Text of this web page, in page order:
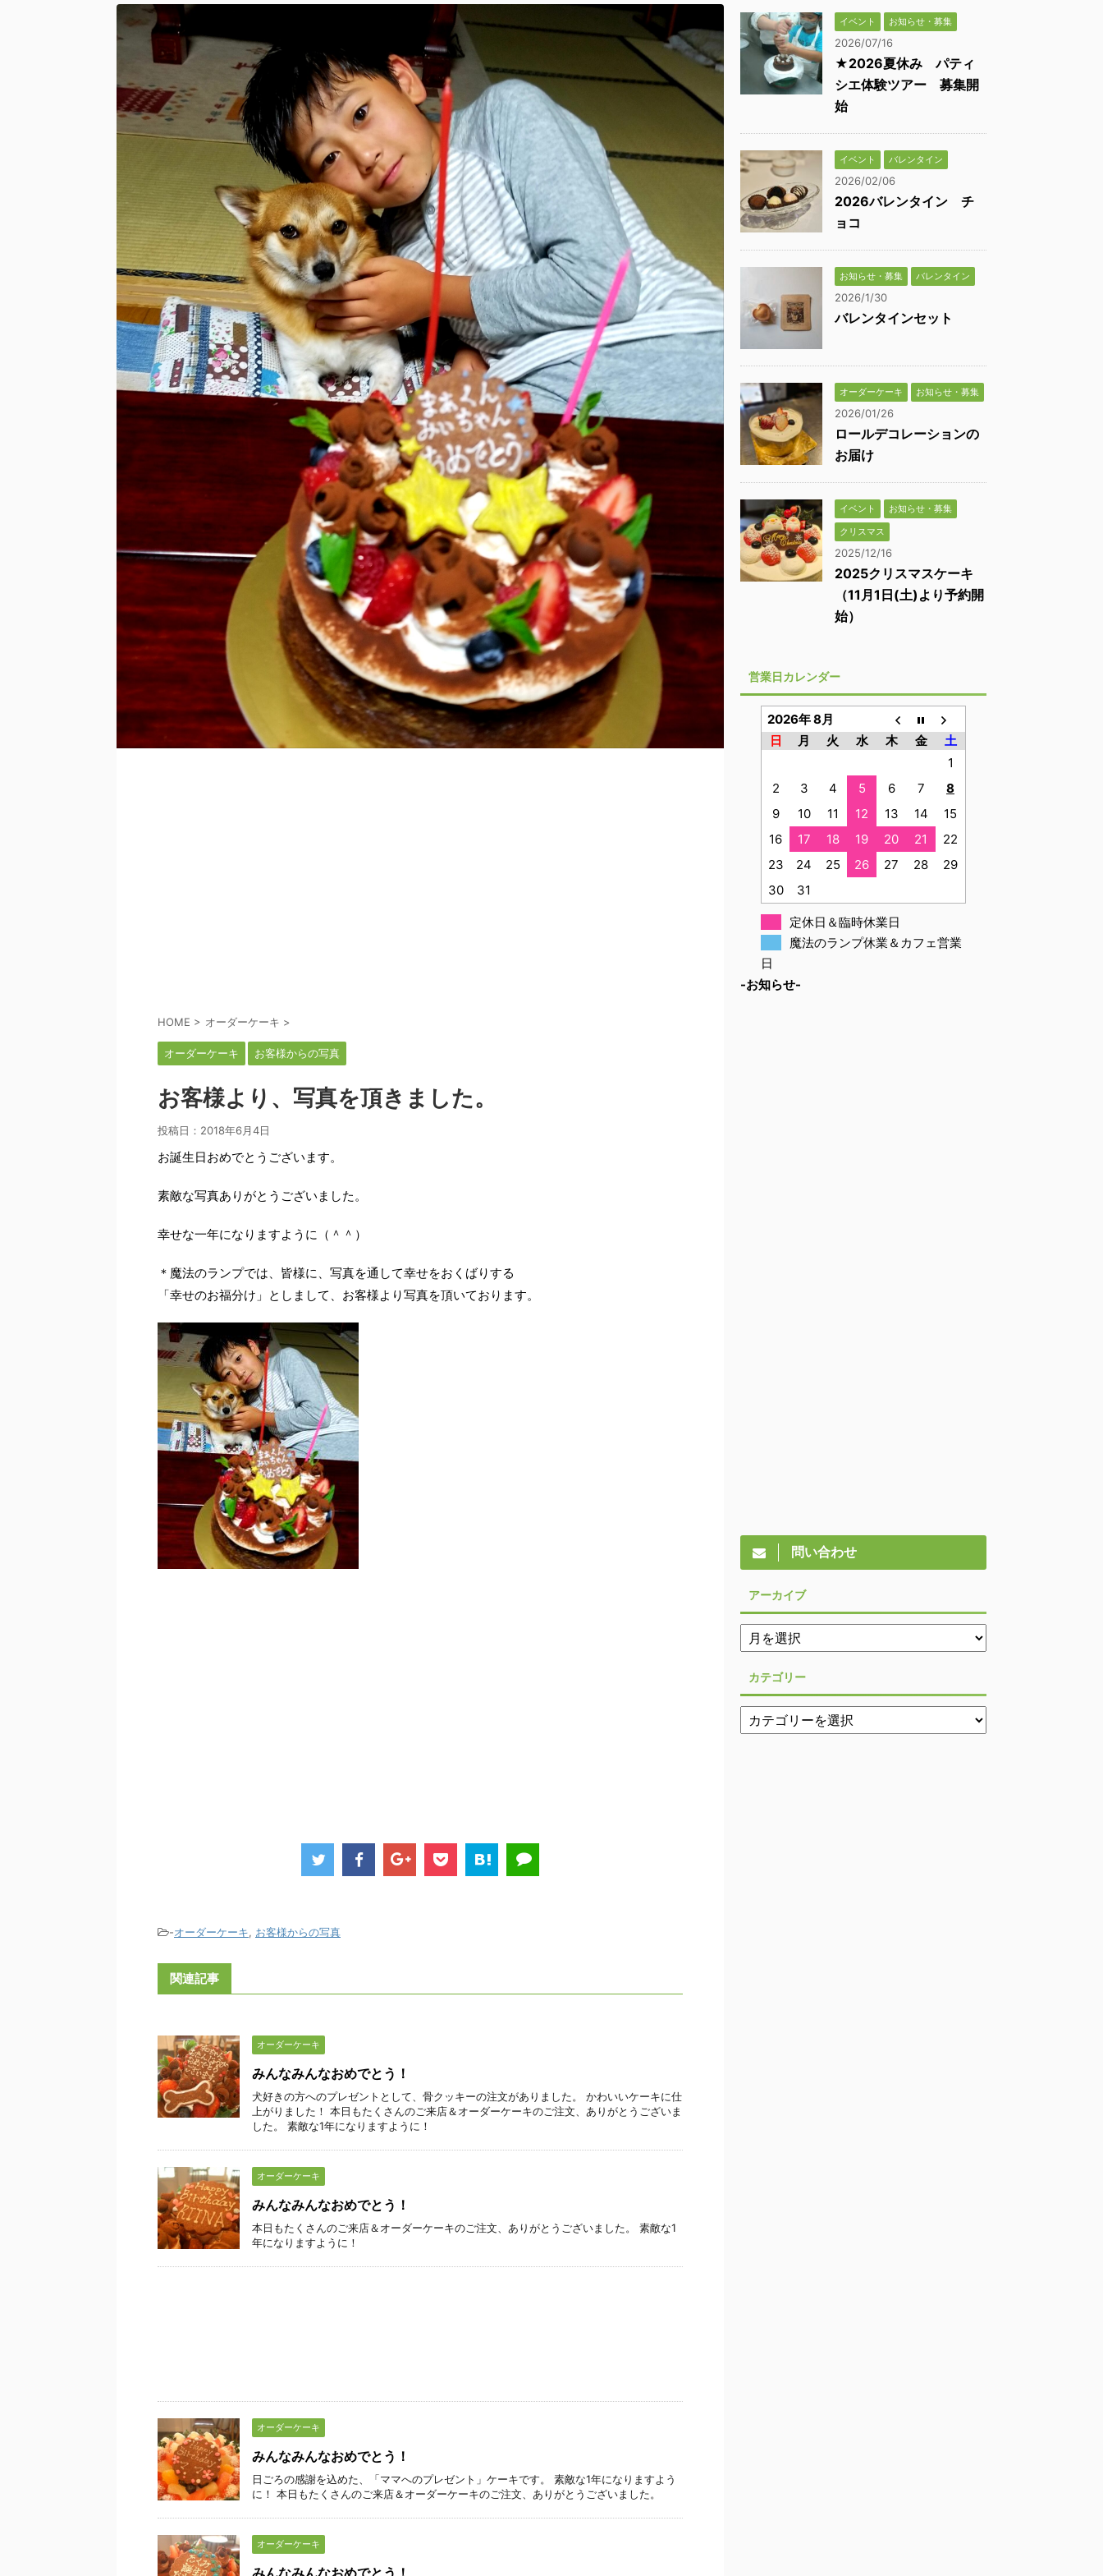
HOME > オーダーケーキ >
オーダーケーキ お客様からの写真
お客様より、写真を頂きました。
投稿日： 2018年6月4日
お誕生日おめでとうございます。
素敵な写真ありがとうございました。
幸せな一年になりますように（＾＾）
＊魔法のランプでは、皆様に、写真を通して幸せをおくばりする
「幸せのお福分け」としまして、お客様より写真を頂いております。
-オーダーケーキ, お客様からの写真
関連記事
オーダーケーキ
みんなみんなおめでとう！
犬好きの方へのプレゼントとして、骨クッキーの注文がありました。 かわいいケーキに仕
上がりました！ 本日もたくさんのご来店＆オーダーケーキのご注文、ありがとうございま
した。 素敵な1年になりますように！
オーダーケーキ
みんなみんなおめでとう！
本日もたくさんのご来店＆オーダーケーキのご注文、ありがとうございました。 素敵な1
年になりますように！
オーダーケーキ
みんなみんなおめでとう！
日ごろの感謝を込めた、「ママへのプレゼント」ケーキです。 素敵な1年になりますよう
に！ 本日もたくさんのご来店＆オーダーケーキのご注文、ありがとうございました。
オーダーケーキ
みんなみんなおめでとう！
イベント お知らせ・募集
2026/07/16
★2026夏休み パティ
シエ体験ツアー 募集開
始
イベント バレンタイン
2026/02/06
2026バレンタイン チ
ョコ
お知らせ・募集 バレンタイン
2026/1/30
バレンタインセット
オーダーケーキ お知らせ・募集
2026/01/26
ロールデコレーションの
お届け
イベント
お知らせ・募集
クリスマス
2025/12/16
2025クリスマスケーキ
（11月1日(土)より予約開
始）
営業日カレンダー
2026年 8月
日
月 火 水 木 金
土
1
2
3 4 5 6 7
8
9
10 11 12 13 14
15
16
17 18 19 20 21
22
23
24 25 26 27 28
29
30
31
定休日＆臨時休業日
魔法のランプ休業＆カフェ営業
日
-お知らせ-
問い合わせ
アーカイブ
カテゴリー